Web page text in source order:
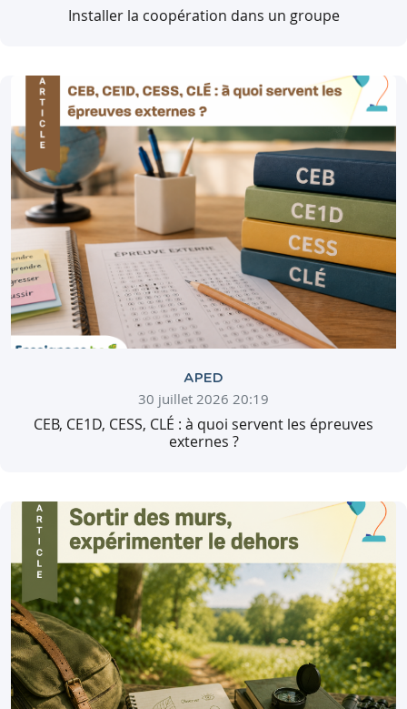
Installer la coopération dans un groupe
APED
30 juillet 2026 20:19
CEB, CE1D, CESS, CLÉ : à quoi servent les épreuves
externes ?